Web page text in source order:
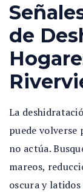
de
La
puede
no actúa.
mareos,
oscura y